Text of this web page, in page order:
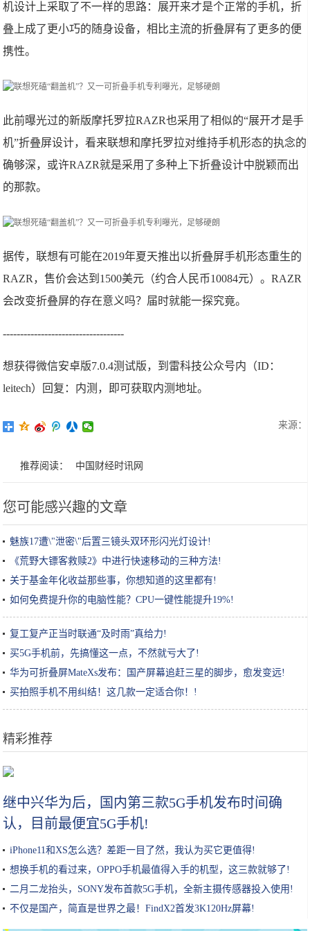
机设计上采取了不一样的思路：展开来才是个正常的手机，折
叠上成了更小巧的随身设备，相比主流的折叠屏有了更多的便
携性。
此前曝光过的新版摩托罗拉RAZR也采用了相似的“展开才是手
机”折叠屏设计，看来联想和摩托罗拉对维持手机形态的执念的
确够深，或许RAZR就是采用了多种上下折叠设计中脱颖而出
的那款。
据传，联想有可能在2019年夏天推出以折叠屏手机形态重生的
RAZR，售价会达到1500美元（约合人民币10084元）。RAZR
会改变折叠屏的存在意义吗？届时就能一探究竟。
-----------------------------------
想获得微信安卓版7.0.4测试版，到雷科技公众号内（ID：
leitech）回复：内测，即可获取内测地址。
来源：
推荐阅读： 中国财经时讯网
您可能感兴趣的文章
魅族17遭\"泄密\"后置三镜头双环形闪光灯设计!
《荒野大镖客救赎2》中进行快速移动的三种方法!
关于基金年化收益那些事，你想知道的这里都有!
如何免费提升你的电脑性能？CPU一键性能提升19%!
复工复产正当时联通“及时雨”真给力!
买5G手机前，先搞懂这一点，不然就亏大了!
华为可折叠屏MateXs发布：国产屏幕追赶三星的脚步，愈发变远!
买拍照手机不用纠结！这几款一定适合你！!
精彩推荐
继中兴华为后，国内第三款5G手机发布时间确
认，目前最便宜5G手机!
iPhone11和XS怎么选？差距一目了然，我认为买它更值得!
想换手机的看过来，OPPO手机最值得入手的机型，这三款就够了!
二月二龙抬头，SONY发布首款5G手机，全新主摄传感器投入使用!
不仅是国产，简直是世界之最！FindX2首发3K120Hz屏幕!